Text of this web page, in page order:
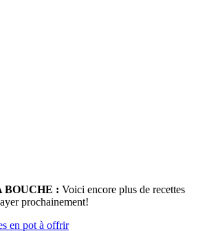
BOUCHE : Voici encore plus de recettes
prochainement!